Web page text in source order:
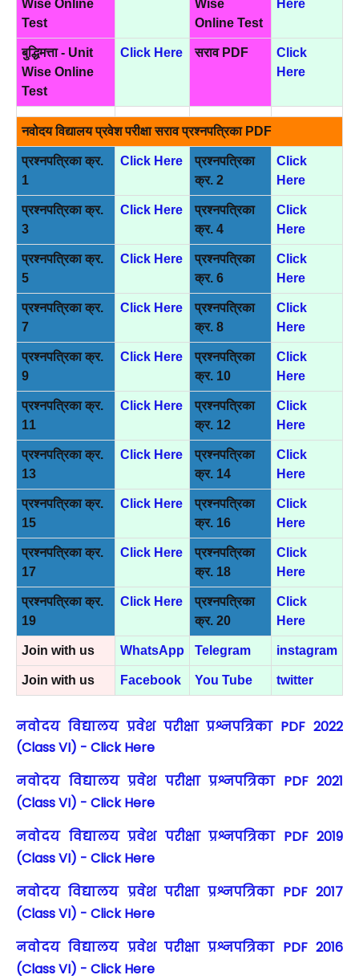
Wise Online
Test
Wise
Online Test
Here
बुद्धिमत्ता - Unit
Wise Online
Test
Click Here सराव PDF
Click
Here
नवोदय विद्यालय प्रवेश परीक्षा सराव प्रश्नपत्रिका PDF
प्रश्नपत्रिका क्र.
1
Click Here
प्रश्नपत्रिका
क्र. 2
Click
Here
प्रश्नपत्रिका क्र.
3
Click Here
प्रश्नपत्रिका
क्र. 4
Click
Here
प्रश्नपत्रिका क्र.
5
Click Here
प्रश्नपत्रिका
क्र. 6
Click
Here
प्रश्नपत्रिका क्र.
7
Click Here
प्रश्नपत्रिका
क्र. 8
Click
Here
प्रश्नपत्रिका क्र.
9
Click Here
प्रश्नपत्रिका
क्र. 10
Click
Here
प्रश्नपत्रिका क्र.
11
Click Here
प्रश्नपत्रिका
क्र. 12
Click
Here
प्रश्नपत्रिका क्र.
13
Click Here
प्रश्नपत्रिका
क्र. 14
Click
Here
प्रश्नपत्रिका क्र.
15
Click Here
प्रश्नपत्रिका
क्र. 16
Click
Here
प्रश्नपत्रिका क्र.
17
Click Here
प्रश्नपत्रिका
क्र. 18
Click
Here
प्रश्नपत्रिका क्र.
19
Click Here
प्रश्नपत्रिका
क्र. 20
Click
Here
Join with us WhatsApp Telegram instagram
Join with us Facebook You Tube twitter
नवोदय विद्यालय प्रवेश परीक्षा प्रश्नपत्रिका PDF 2022
(Class VI) - Click Here
नवोदय विद्यालय प्रवेश परीक्षा प्रश्नपत्रिका PDF 2021
(Class VI) - Click Here
नवोदय विद्यालय प्रवेश परीक्षा प्रश्नपत्रिका PDF 2019
(Class VI) - Click Here
नवोदय विद्यालय प्रवेश परीक्षा प्रश्नपत्रिका PDF 2017
(Class VI) - Click Here
नवोदय विद्यालय प्रवेश परीक्षा प्रश्नपत्रिका PDF 2016
(Class VI) - Click Here